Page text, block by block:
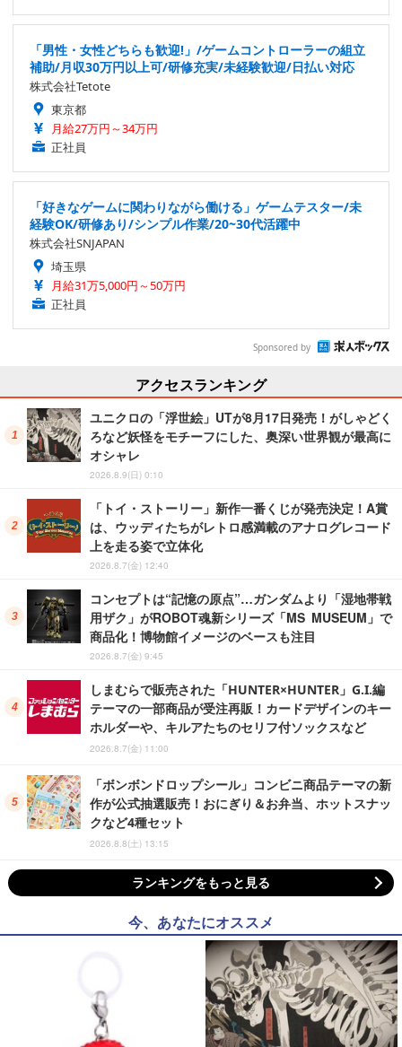
「男性・女性どちらも歓迎!」/ゲームコントローラーの組立
補助/月収30万円以上可/研修充実/未経験歓迎/日払い対応
株式会社Tetote
東京都
月給27万円～34万円
正社員
「好きなゲームに関わりながら働ける」ゲームテスター/未
経験OK/研修あり/シンプル作業/20~30代活躍中
株式会社SNJAPAN
埼玉県
月給31万5,000円～50万円
正社員
Sponsored by
アクセスランキング
ユニクロの「浮世絵」UTが8月17日発売！がしゃどく
ろなど妖怪をモチーフにした、奥深い世界観が最高に
オシャレ
2026.8.9(日) 0:10
「トイ・ストーリー」新作一番くじが発売決定！A賞
は、ウッディたちがレトロ感満載のアナログレコード
上を走る姿で立体化
2026.8.7(金) 12:40
コンセプトは“記憶の原点”…ガンダムより「湿地帯戦
用ザク」がROBOT魂新シリーズ「MS MUSEUM」で
商品化！博物館イメージのベースも注目
2026.8.7(金) 9:45
しまむらで販売された「HUNTER×HUNTER」G.I.編
テーマの一部商品が受注再販！カードデザインのキー
ホルダーや、キルアたちのセリフ付ソックスなど
2026.8.7(金) 11:00
「ボンボンドロップシール」コンビニ商品テーマの新
作が公式抽選販売！おにぎり＆お弁当、ホットスナッ
クなど4種セット
2026.8.8(土) 13:15
ランキングをもっと見る
今、あなたにオススメ